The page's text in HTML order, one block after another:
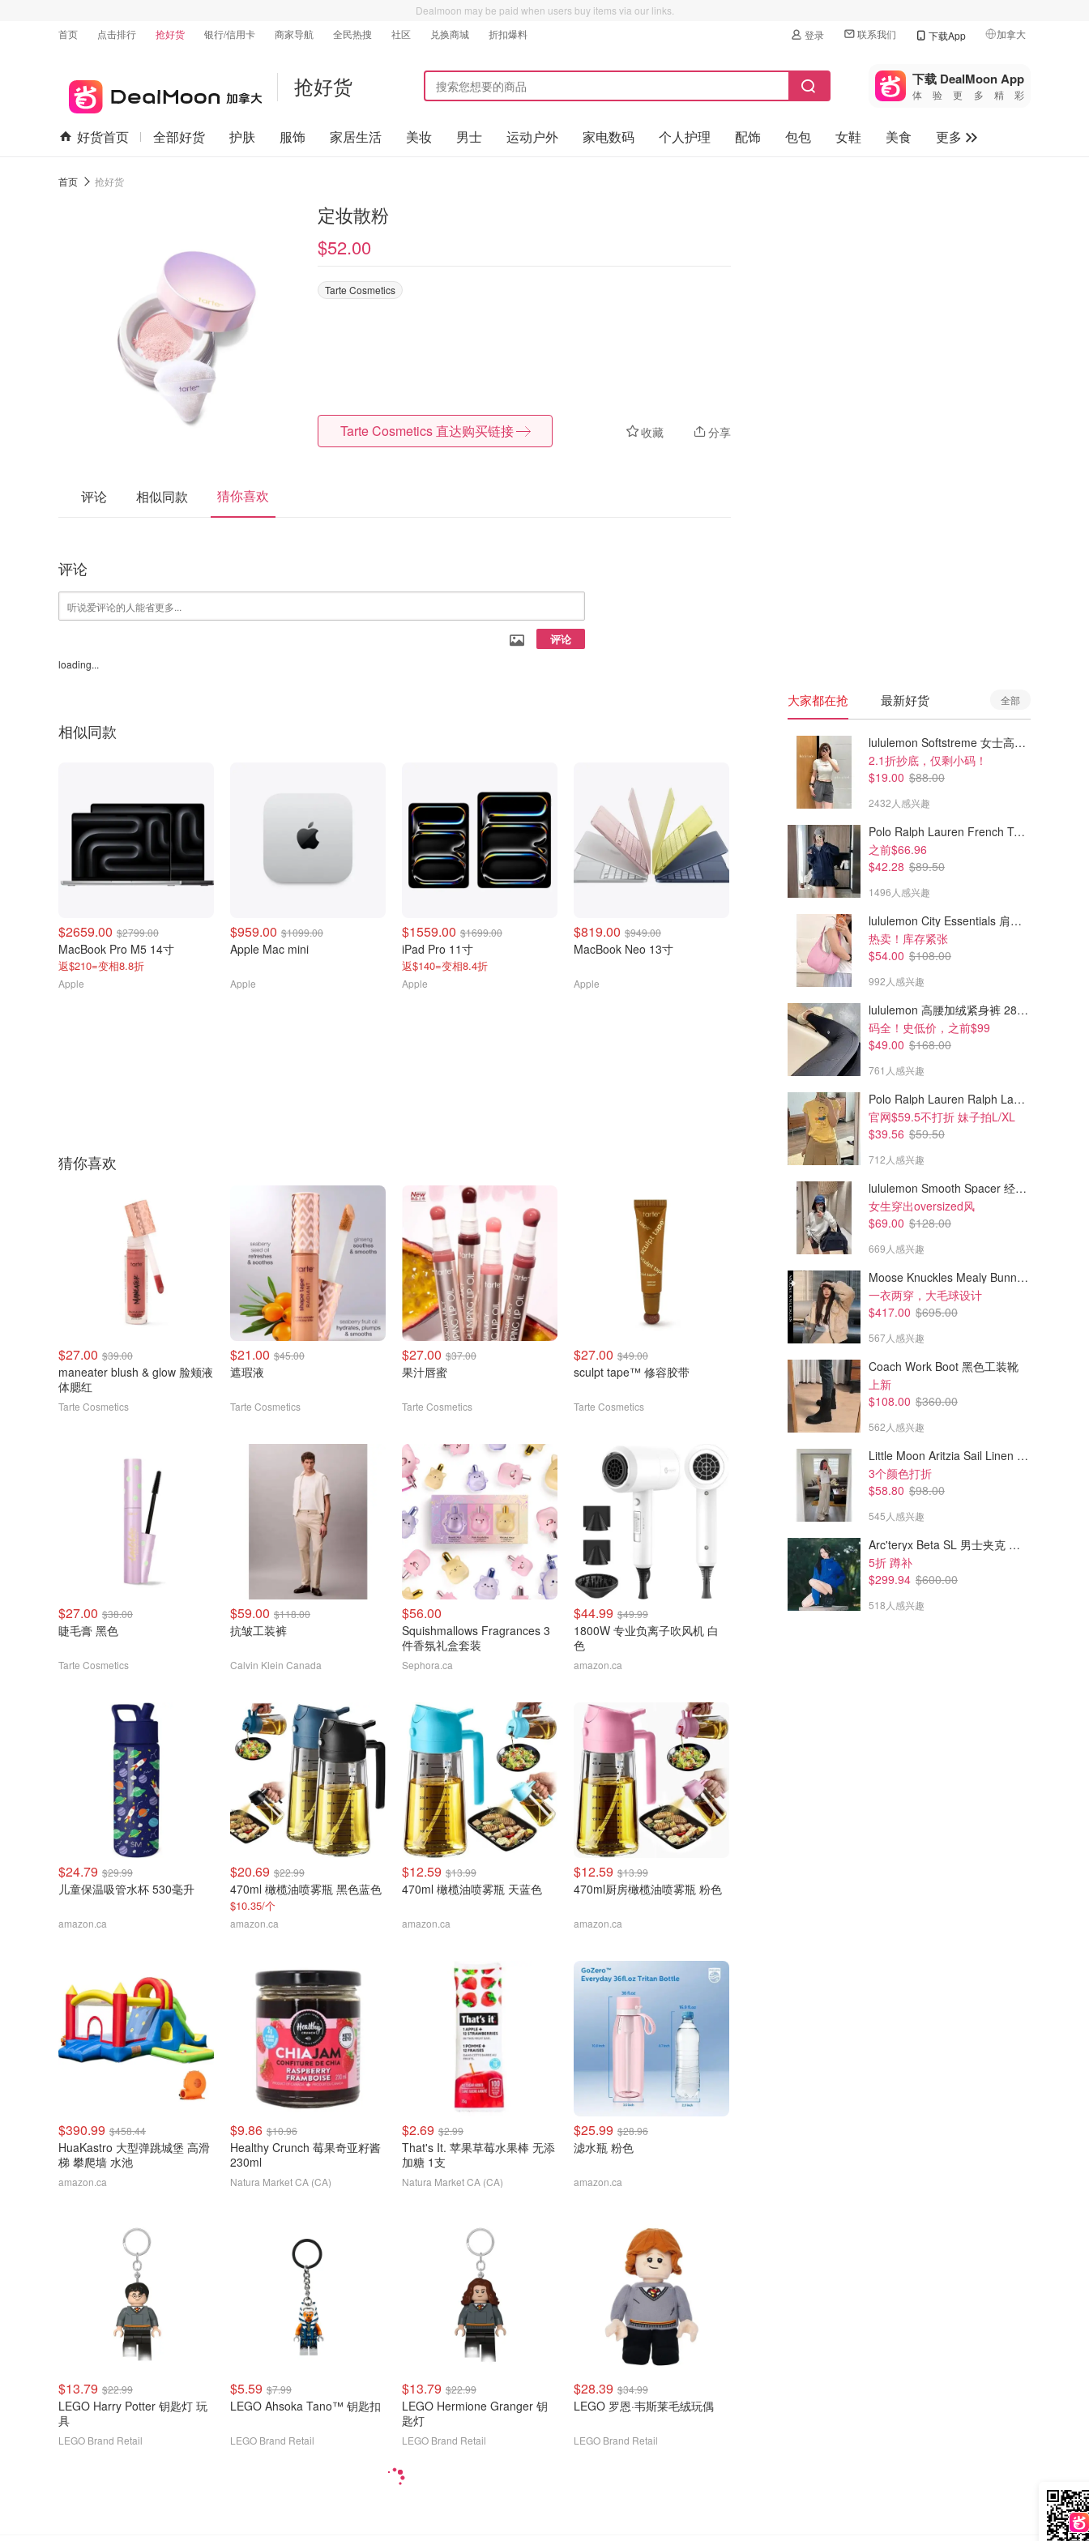
Dealmoon may be paid when users buy items via our links.
首页
点击排行 抢好货 银行/信用卡 商家导航 全民热搜 社区 兑换商城 折扣爆料 登录 联系我们 下载App 加拿大
🇺🇸
美国
🇨🇳中国
🇨🇦加拿大
抢好货 下载 DealMoon App
体验更多精彩
好货首页 全部好货 护肤 服饰 家居生活 美妆 男士 运动户外 家电数码 个人护理 配饰 包包 女鞋 美食
更多
首页 抢好货
定妆散粉
$52.00
Tarte Cosmetics
收藏 分享
Tarte Cosmetics 直达购买链接
评论 相似同款 猜你喜欢
评论
评论
loading...
相似同款
$2659.00 $2799.00
MacBook Pro M5 14寸
返$210=变相8.8折
Apple
$959.00 $1099.00
Apple Mac mini
Apple
$1559.00 $1699.00
iPad Pro 11寸
返$140=变相8.4折
Apple
$819.00 $949.00
MacBook Neo 13寸
Apple
$2099.00
Apple iMac M4 一体式电脑
$779.00
iPad mini 平板电脑
Apple
猜你喜欢
$27.00 $39.00
maneater blush & glow 脸颊液
体腮红
Tarte Cosmetics
$21.00 $45.00
遮瑕液
Tarte Cosmetics
$27.00 $37.00
果汁唇蜜
Tarte Cosmetics
$27.00 $49.00
sculpt tape™ 修容胶带
Tarte Cosmetics
$27.00 $38.00
睫毛膏 黑色
Tarte Cosmetics
$59.00 $118.00
抗皱工装裤
Calvin Klein Canada
$56.00
Squishmallows Fragrances 3
件香氛礼盒套装
Sephora.ca
$44.99 $49.99
1800W 专业负离子吹风机 白
色
amazon.ca
$24.79 $29.99
儿童保温吸管水杯 530毫升
amazon.ca
$20.69 $22.99
470ml 橄榄油喷雾瓶 黑色蓝色
$10.35/个
amazon.ca
$12.59 $13.99
470ml 橄榄油喷雾瓶 天蓝色
amazon.ca
$12.59 $13.99
470ml厨房橄榄油喷雾瓶 粉色
amazon.ca
$390.99 $458.44
HuaKastro 大型弹跳城堡 高滑
梯 攀爬墙 水池
amazon.ca
$9.86 $10.96
Healthy Crunch 莓果奇亚籽酱
230ml
Natura Market CA (CA)
$2.69 $2.99
That's It. 苹果草莓水果棒 无添
加糖 1支
Natura Market CA (CA)
$25.99 $28.96
滤水瓶 粉色
amazon.ca
$13.79 $22.99
LEGO Harry Potter 钥匙灯 玩
具
LEGO Brand Retail
$5.59 $7.99
LEGO Ahsoka Tano™ 钥匙扣
LEGO Brand Retail
$13.79 $22.99
LEGO Hermione Granger 钥
匙灯
LEGO Brand Retail
$28.39 $34.99
LEGO 罗恩·韦斯莱毛绒玩偶
LEGO Brand Retail
大家都在抢 最新好货 全部
lululemon Softstreme 女士高腰短裤 10cm
2.1折抄底，仅剩小码！
$19.00 $88.00
2432人感兴趣
Polo Ralph Lauren French Terry 女童连帽卫衣 7-16码
之前$66.96
$42.28 $89.50
1496人感兴趣
lululemon City Essentials 肩背包 4L
热卖！库存紧张
$54.00 $108.00
992人感兴趣
lululemon 高腰加绒紧身裤 28"≈71cm 5个口袋
码全！史低价，之前$99
$49.00 $168.00
761人感兴趣
Polo Ralph Lauren Ralph Lauren Polo Bear 女童棉T恤 染色 1件
官网$59.5不打折 妹子拍L/XL
$39.56 $59.50
712人感兴趣
lululemon Smooth Spacer 经典卫衣
女生穿出oversized风
$69.00 $128.00
669人感兴趣
Moose Knuckles Mealy Bunny 女士双面穿连帽外套
一衣两穿，大毛球设计
$417.00 $695.00
567人感兴趣
Coach Work Boot 黑色工装靴
上新
$108.00 $360.00
562人感兴趣
Little Moon Aritzia Sail Linen 长裤 麻织
3个颜色打折
$58.80 $98.00
545人感兴趣
Arc'teryx Beta SL 男士夹克 黑色
5折 蹲补
$299.94 $600.00
518人感兴趣